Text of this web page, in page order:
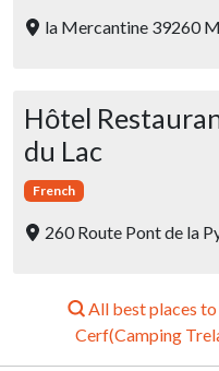
la Mercantine 39260
Hôtel
du Lac
French
260 Route Pont de la
All best places
Cerf(Camping